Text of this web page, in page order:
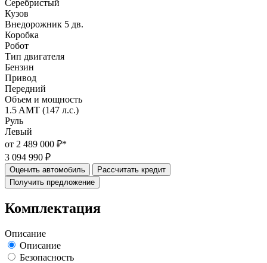
Серебристый
Кузов
Внедорожник 5 дв.
Коробка
Робот
Тип двигателя
Бензин
Привод
Передний
Объем и мощность
1.5 AMT (147 л.с.)
Руль
Левый
от 2 489 000 ₽*
3 094 990 ₽
Оценить автомобиль
Рассчитать кредит
Получить предложение
Комплектация
Описание
Описание
Безопасность